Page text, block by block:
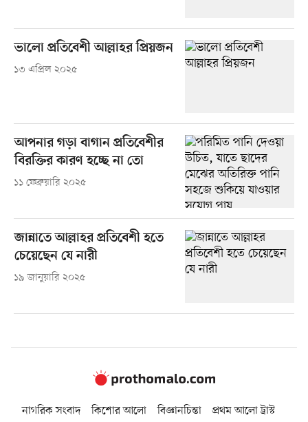
ভালো প্রতিবেশী আল্লাহর প্রিয়জন
১৩ এপ্রিল ২০২৫
আপনার গড়া বাগান প্রতিবেশীর
বিরক্তির কারণ হচ্ছে না তো
১১ ফেব্রুয়ারি ২০২৫
জান্নাতে আল্লাহর প্রতিবেশী হতে
চেয়েছেন যে নারী
১৯ জানুয়ারি ২০২৫
নাগরিক সংবাদ কিশোর আলো বিজ্ঞানচিন্তা
প্রথম আলো ট্রাস্ট